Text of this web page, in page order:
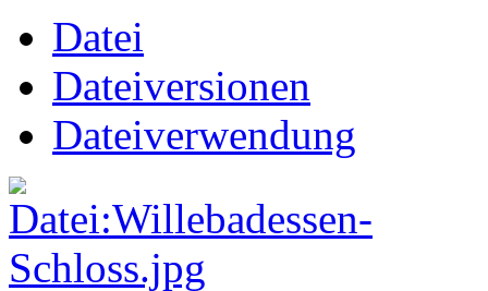
Datei
Dateiversionen
Dateiverwendung